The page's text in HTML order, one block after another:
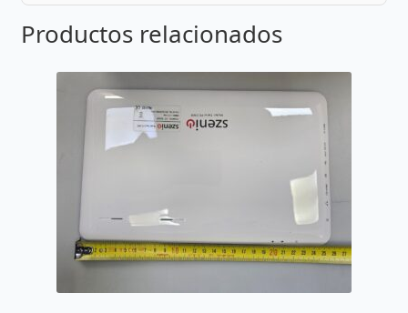
Productos relacionados